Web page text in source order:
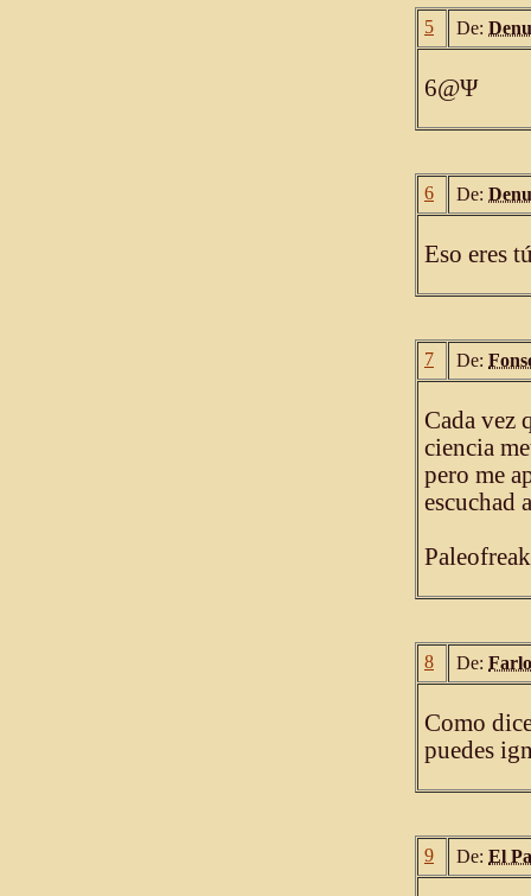
5 De:
6@Ψ
6 De:
Eso eres
7 De:
Cada vez
ciencia
pero me
escuchad
8 De:
Como
puedes
9 De: El